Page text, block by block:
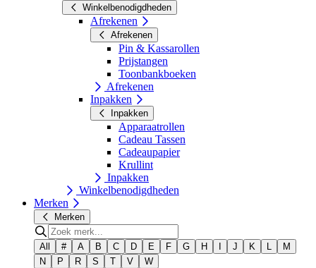
Winkelbenodigdheden
Afrekenen
Afrekenen
Pin & Kassarollen
Prijstangen
Toonbankboeken
Afrekenen
Inpakken
Inpakken
Apparaatrollen
Cadeau Tassen
Cadeaupapier
Krullint
Inpakken
Winkelbenodigdheden
Merken
Merken
All # A B C D E F G H J K L
M
N
P R S T V W